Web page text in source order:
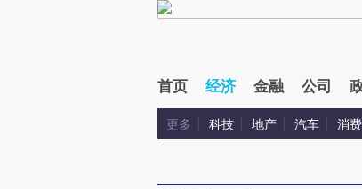
首页 经济 金融 公司
更多 科技 地产 汽车 消费